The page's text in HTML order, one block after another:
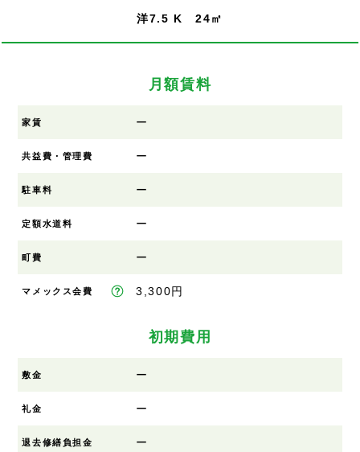
洋7.5 K 24㎡
月額賃料
家賃 ー
共益費・管理費 ー
駐車料 ー
定額水道料 ー
町費 ー
マメックス会費 3,300円
初期費用
敷金 ー
礼金 ー
退去修繕負担金 ー